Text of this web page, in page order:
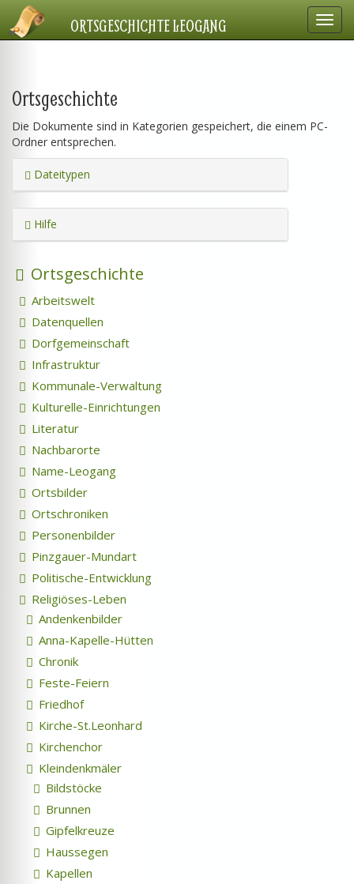
ORTSGESCHICHTE LEOGANG
Ortsgeschichte
Die Dokumente sind in Kategorien gespeichert, die einem PC-
Ordner entsprechen.
Dateitypen
Hilfe
Ortsgeschichte
Arbeitswelt
Datenquellen
Dorfgemeinschaft
Infrastruktur
Kommunale-Verwaltung
Kulturelle-Einrichtungen
Literatur
Nachbarorte
Name-Leogang
Ortsbilder
Ortschroniken
Personenbilder
Pinzgauer-Mundart
Politische-Entwicklung
Religiöses-Leben
Andenkenbilder
Anna-Kapelle-Hütten
Chronik
Feste-Feiern
Friedhof
Kirche-St.Leonhard
Kirchenchor
Kleindenkmäler
Bildstöcke
Brunnen
Gipfelkreuze
Haussegen
Kapellen